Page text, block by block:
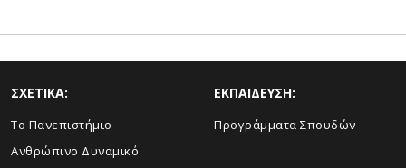
ΣΧΕΤΙΚΑ:
Το Πανεπιστήμιο
Ανθρώπινο Δυναμικό
ΕΚΠΑΙΔΕΥΣΗ:
Προγράμματα Σπουδών